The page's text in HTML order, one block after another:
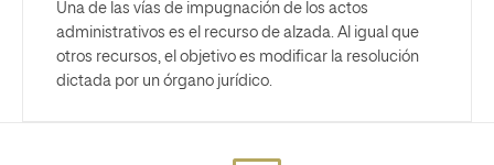
Una de las vías de impugnación de los actos
administrativos es el recurso de alzada. Al igual que
otros recursos, el objetivo es modificar la resolución
dictada por un órgano jurídico.